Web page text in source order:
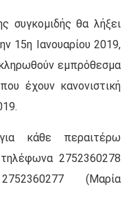
συγκομιδής θα λήξει
15η Ιανουαρίου 2019,
εμπρόθεσμα
έχουν κανονιστική
κάθε περαιτέρω
2752360278
(Μαρία